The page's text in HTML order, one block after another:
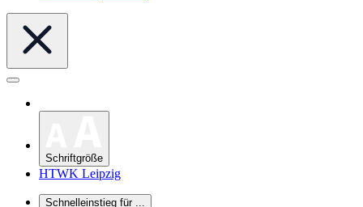
Schriftgröße
HTWK Leipzig
Schnelleinstieg für ...